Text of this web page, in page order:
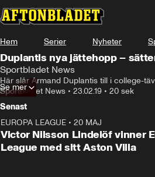
Hem Serier Nyheter
Duplantis nya jättehopp –
Sportbladet News
Här slår Armand Duplantis till i college-
Sportbladet News • 23.02.19 • 20 sek
Se mer
Senast
EUROPA LEAGUE • 20 MAJ
Victor Nilsson Lindelöf vinner
League med sitt Aston Villa